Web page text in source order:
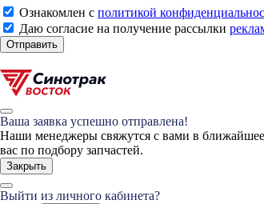
Ознакомлен с политикой
Даю согласие на получение рассылки
Отправить
Ваша заявка успешно отправлена!
Наши менеджеры свяжутся с вами в ближайшее
вас по подбору запчастей.
Закрыть
Выйти из личного кабинета?